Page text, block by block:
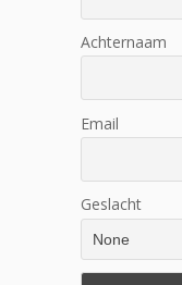
Achternaam
Email
Geslacht